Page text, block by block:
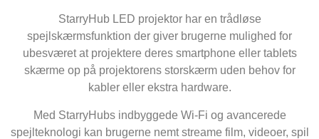
StarryHub LED projektor har en trådløse
spejlskærmsfunktion der giver brugerne mulighed for
ubesværet at projektere deres smartphone eller tablets
skærme op på projektorens storskærm uden behov for
kabler eller ekstra hardware.
Med StarryHubs indbyggede Wi-Fi og avancerede
spejlteknologi kan brugerne nemt streame film, videoer, spil